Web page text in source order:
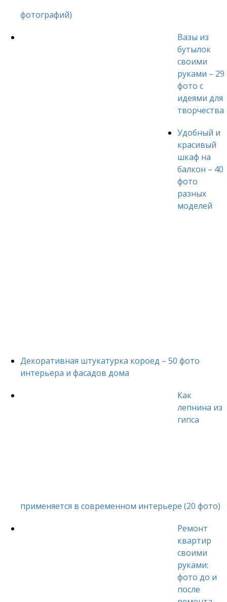
фотографий)
Вазы из
бутылок
своими
руками – 29
фото с
идеями для
творчества
Удобный и
красивый
шкаф на
балкон – 40
фото
разных
моделей
Декоративная штукатурка короед – 50 фото
интерьера и фасадов дома
Как
лепнина из
гипса
применяется в современном интерьере (20 фото)
Ремонт
квартир
своими
руками:
фото до и
после